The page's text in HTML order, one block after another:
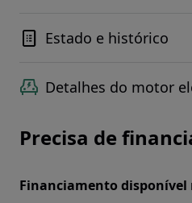
Estado e histórico
Detalhes do motor
Precisa de
Financiamento disponível